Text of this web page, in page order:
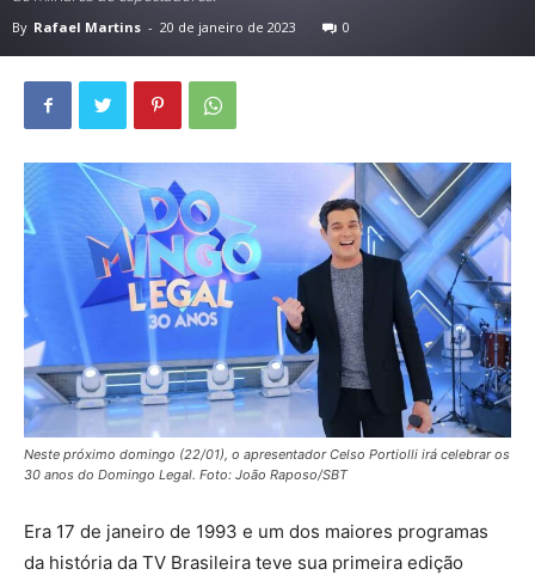
By Rafael Martins - 20 de janeiro de 2023 0
Neste próximo domingo (22/01), o apresentador Celso Portiolli irá celebrar os
30 anos do Domingo Legal. Foto: João Raposo/SBT
Era 17 de janeiro de 1993 e um dos maiores programas
da história da TV Brasileira teve sua primeira edição